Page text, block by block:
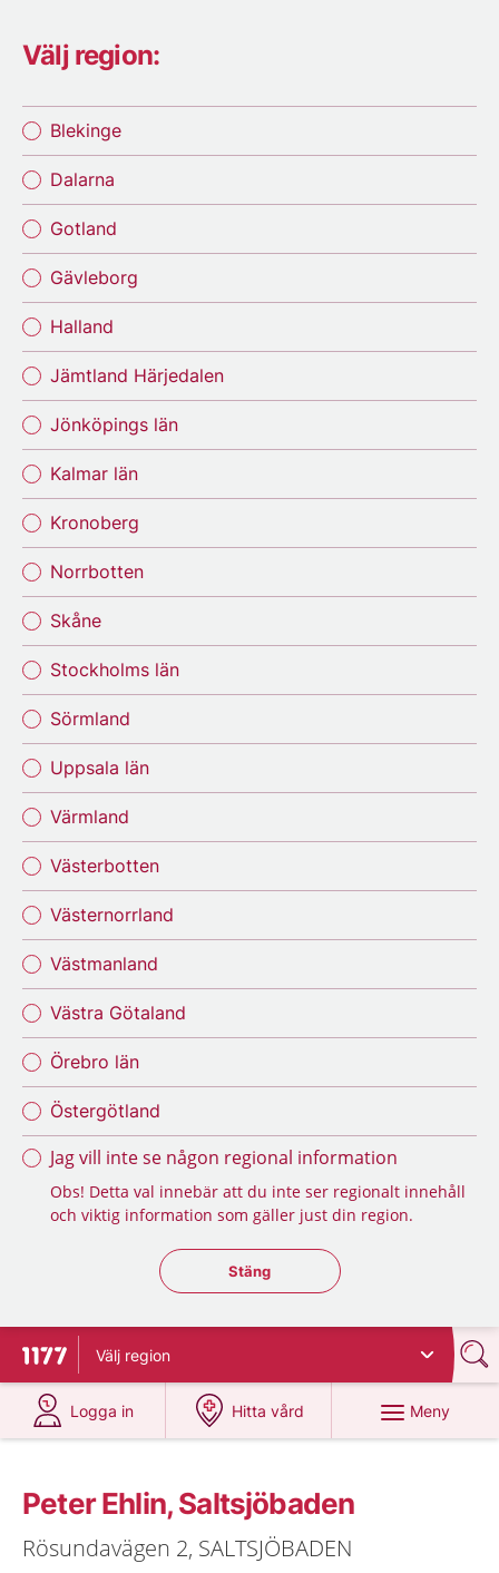
Välj region:
Blekinge
Dalarna
Gotland
Gävleborg
Halland
Jämtland Härjedalen
Jönköpings län
Kalmar län
Kronoberg
Norrbotten
Skåne
Stockholms län
Sörmland
Uppsala län
Värmland
Västerbotten
Västernorrland
Västmanland
Västra Götaland
Örebro län
Östergötland
Jag vill inte se någon regional information
Obs! Detta val innebär att du inte ser regionalt innehåll
och viktig information som gäller just din region.
Stäng regionsväljaren
Stäng
Till startsidan för 1177
Välj region
Logga in
på 1177.se
Hitta vård
på 1177.se
Meny
Peter Ehlin, Saltsjöbaden
Rösundavägen 2, SALTSJÖBADEN